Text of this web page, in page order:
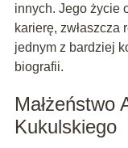
innych. Jego życie
karierę, zwłaszcza
jednym z bardziej
biografii.
Małżeństwo
Kukulskiego